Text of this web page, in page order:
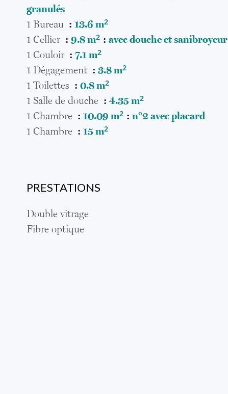
granulés
1 Bureau
13.6 m²
1 Cellier
9.8 m²
avec douche et sanibroyeur
1 Couloir
7.1 m²
1 Dégagement
3.8 m²
1 Toilettes
0.8 m²
1 Salle de douche
4.35 m²
1 Chambre
10.09 m²
n°2 avec placard
1 Chambre
15 m²
PRESTATIONS
Double vitrage
Fibre optique